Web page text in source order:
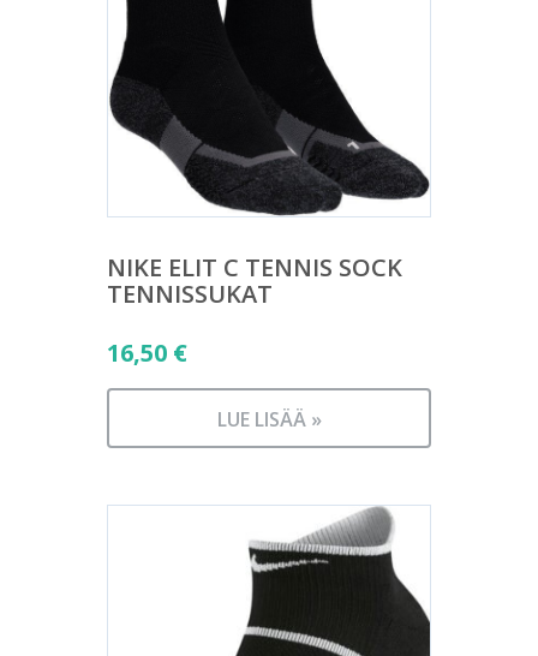
NIKE ELIT C TENNIS SOCK
TENNISSUKAT
16,50 €
LUE LISÄÄ »